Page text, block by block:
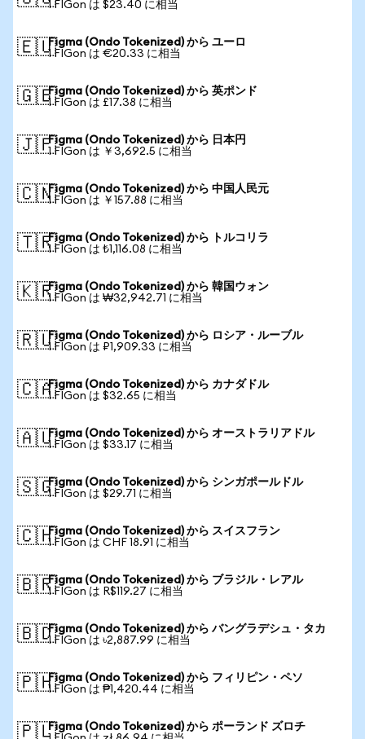
1 FIGon は $23.40 に相当
🇪🇺Figma (Ondo Tokenized) から ユーロ
1 FIGon は €20.33 に相当
🇬🇧Figma (Ondo Tokenized) から 英ポンド
1 FIGon は £17.38 に相当
🇯🇵Figma (Ondo Tokenized) から 日本円
1 FIGon は ￥3,692.5 に相当
🇨🇳Figma (Ondo Tokenized) から 中国人民元
1 FIGon は ￥157.88 に相当
🇹🇷Figma (Ondo Tokenized) から トルコリラ
1 FIGon は ₺1,116.08 に相当
🇰🇷Figma (Ondo Tokenized) から 韓国ウォン
1 FIGon は ₩32,942.71 に相当
🇷🇺Figma (Ondo Tokenized) から ロシア・ルーブル
1 FIGon は ₽1,909.33 に相当
🇨🇦Figma (Ondo Tokenized) から カナダドル
1 FIGon は $32.65 に相当
🇦🇺Figma (Ondo Tokenized) から オーストラリアドル
1 FIGon は $33.17 に相当
🇸🇬Figma (Ondo Tokenized) から シンガポールドル
1 FIGon は $29.71 に相当
🇨🇭Figma (Ondo Tokenized) から スイスフラン
1 FIGon は CHF 18.91 に相当
🇧🇷Figma (Ondo Tokenized) から ブラジル・レアル
1 FIGon は R$119.27 に相当
🇧🇩Figma (Ondo Tokenized) から バングラデシュ・タカ
1 FIGon は ৳2,887.99 に相当
🇵🇭Figma (Ondo Tokenized) から フィリピン・ペソ
1 FIGon は ₱1,420.44 に相当
🇵🇱Figma (Ondo Tokenized) から ポーランド ズロチ